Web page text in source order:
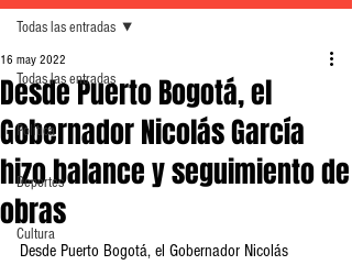
Todas las entradas
Política
Deportes
Cultura
Todas las entradas
Desde Puerto Bogotá, el
Gobernador Nicolás García
hizo balance y seguimiento de
obras
16 may 2022
Desde Puerto Bogotá, el Gobernador Nicolás